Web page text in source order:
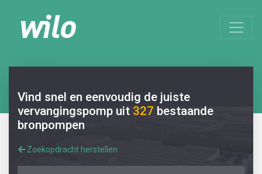
Vind snel en eenvoudig de juiste
vervangingspomp uit 327 bestaande
bronpompen
Zoekopdracht herstellen